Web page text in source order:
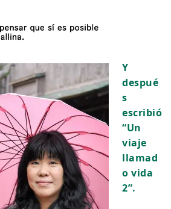
Y
despué
s
escribió
“Un
viaje
llamad
o vida
2”.